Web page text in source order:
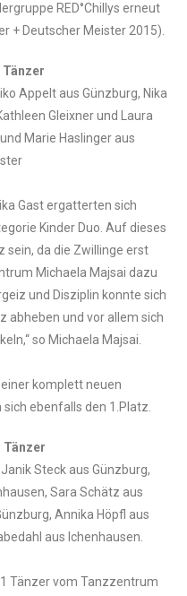
RED°Chillys erneut
+ Deutscher Meister 2015).
Tänzer
Appelt aus Günzburg, Nika
Gleixner und Laura
Marie Haslinger aus
Gast ergatterten sich
Kinder Duo. Auf dieses
sein, da die Zwillinge erst
Michaela Majsai dazu
und Disziplin konnte sich
abheben und vor allem sich
so Michaela Majsai.
einer komplett neuen
ebenfalls den 1.Platz.
Tänzer
Steck aus Günzburg,
Sara Schätz aus
Annika Höpfl aus
aus Ichenhausen.
Tänzer vom Tanzzentrum